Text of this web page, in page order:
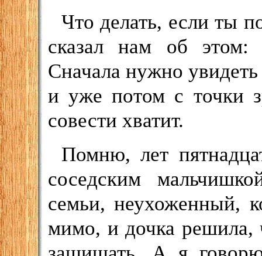
Что делать, если ты
сказал нам об
Сначала нужно увидеть
и уже потом с точки
совести хватит.
Помню, лет
соседским
семьи, неухоженный,
мимо, и дочка решила,